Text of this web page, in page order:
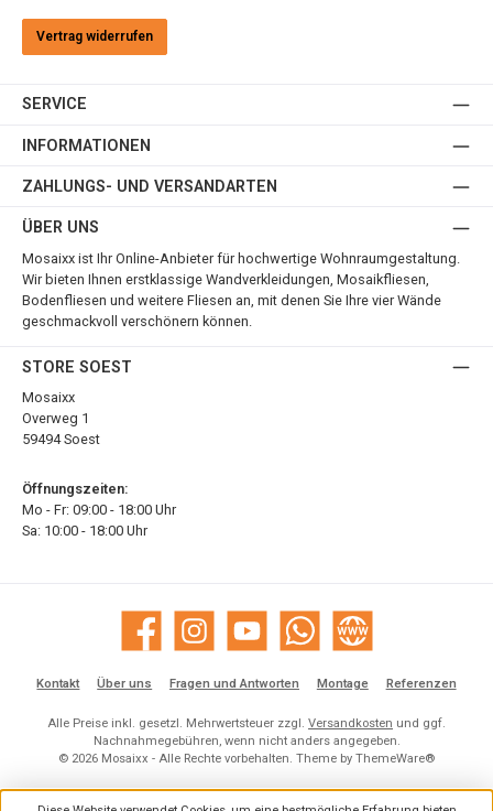
Vertrag widerrufen
SERVICE
INFORMATIONEN
ZAHLUNGS- UND VERSANDARTEN
ÜBER UNS
Mosaixx ist Ihr Online-Anbieter für hochwertige Wohnraumgestaltung.
Wir bieten Ihnen erstklassige Wandverkleidungen, Mosaikfliesen,
Bodenfliesen und weitere Fliesen an, mit denen Sie Ihre vier Wände
geschmackvoll verschönern können.
STORE SOEST
Mosaixx
Overweg 1
59494 Soest
Öffnungszeiten:
Mo - Fr: 09:00 - 18:00 Uhr
Sa: 10:00 - 18:00 Uhr
Facebook Instagram YouTube WhatsApp Website
Kontakt Über uns Fragen und Antworten Montage Referenzen
Alle Preise inkl. gesetzl. Mehrwertsteuer zzgl. Versandkosten und ggf.
Nachnahmegebühren, wenn nicht anders angegeben.
© 2026 Mosaixx - Alle Rechte vorbehalten. Theme by ThemeWare®